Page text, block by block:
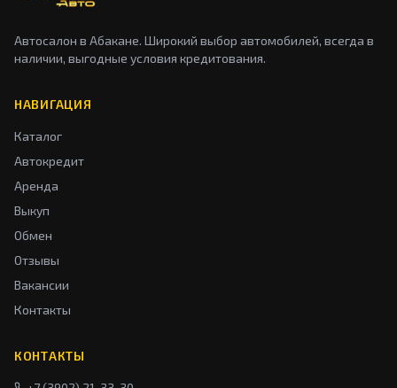
Автосалон в Абакане. Широкий выбор автомобилей, всегда в
наличии, выгодные условия кредитования.
НАВИГАЦИЯ
Каталог
Автокредит
Аренда
Выкуп
Обмен
Отзывы
Вакансии
Контакты
КОНТАКТЫ